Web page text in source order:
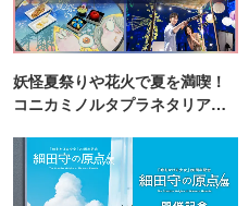
妖怪夏祭りや花火で夏を満喫！
コニカミノルタプラネタリア